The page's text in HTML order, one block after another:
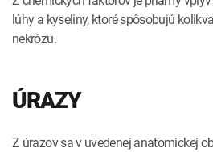
lúhy a kyseliny, ktoré spôsobujú
nekrózu.
ÚRAZY
Z úrazov sa v uvedenej anatomickej